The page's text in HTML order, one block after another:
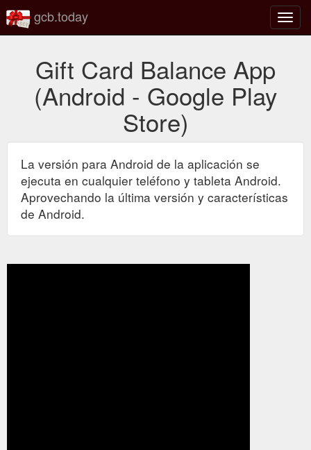
gcb.today
Gift Card Balance App
(Android - Google Play
Store)
La versión para Android de la aplicación se
ejecuta en cualquier teléfono y tableta Android.
Aprovechando la última versión y características
de Android.